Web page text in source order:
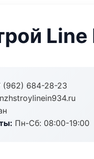
Line
(962) 684-28-23
Пн-Сб: 08:00-19:00